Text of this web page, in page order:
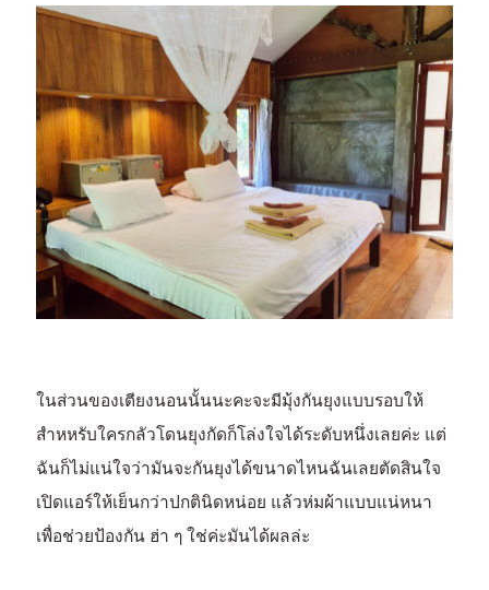
ในส่วนของเตียงนอนนั้นนะคะจะมีมุ้งกันยุงแบบรอบให้
สำหหรับใครกลัวโดนยุงกัดก็โล่งใจได้ระดับหนึ่งเลยค่ะ แต่
ฉันก็ไม่แน่ใจว่ามันจะกันยุงได้ขนาดไหนฉันเลยตัดสินใจ
เปิดแอร์ให้เย็นกว่าปกตินิดหน่อย แล้วห่มผ้าแบบแน่หนา
เพื่อช่วยป้องกัน ฮ่า ๆ ใช่ค่ะมันได้ผลล่ะ